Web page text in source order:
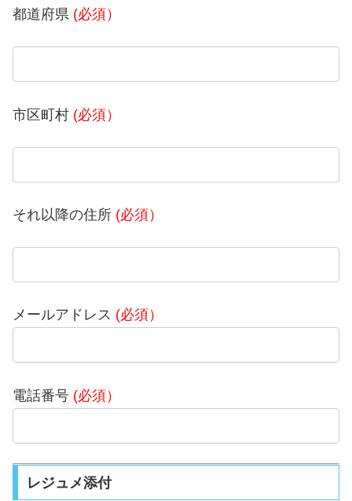
都道府県 (必須）
市区町村 (必須）
それ以降の住所 (必須）
メールアドレス (必須）
電話番号 (必須）
レジュメ添付